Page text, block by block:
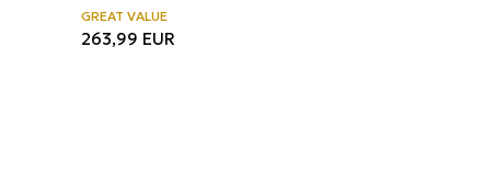
GREAT VALUE
263,99 EUR